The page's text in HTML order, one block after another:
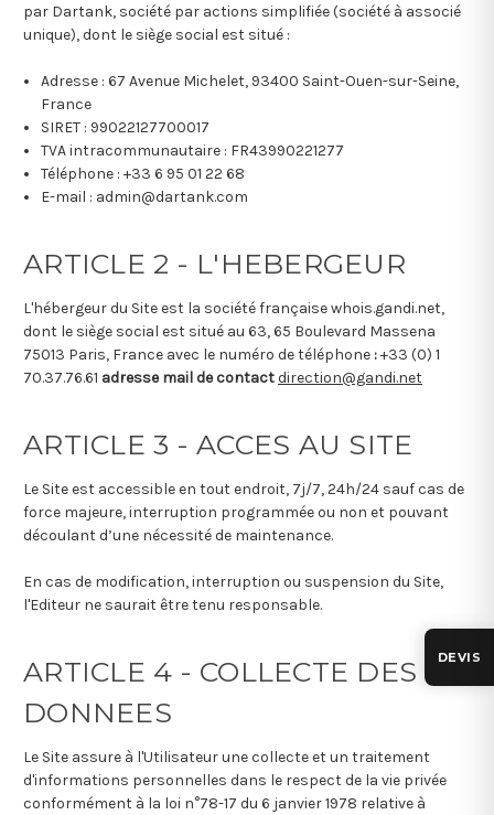
par Dartank, société par actions simplifiée (société à associé
unique), dont le siège social est situé :
Adresse : 67 Avenue Michelet, 93400 Saint-Ouen-sur-Seine,
France
SIRET : 99022127700017
TVA intracommunautaire : FR43990221277
Téléphone : +33 6 95 01 22 68
E-mail : admin@dartank.com
ARTICLE 2 - L'HEBERGEUR
L'hébergeur du Site est la société française whois.gandi.net,
dont le siège social est situé au 63, 65 Boulevard Massena
75013 Paris, France avec le numéro de téléphone :+33 (0) 1
70.37.76.61 adresse mail de contactdirection@gandi.net
ARTICLE 3 - ACCES AU SITE
Le Site est accessible en tout endroit, 7j/7, 24h/24 sauf cas de
force majeure, interruption programmée ou non et pouvant
découlant d’une nécessité de maintenance.
En cas de modification, interruption ou suspension du Site,
l'Editeur ne saurait être tenu responsable.
ARTICLE 4 - COLLECTE DES
DONNEES
Le Site assure à l'Utilisateur une collecte et un traitement
d'informations personnelles dans le respect de la vie privée
conformément à la loi n°78-17 du 6 janvier 1978 relative à
DEVIS